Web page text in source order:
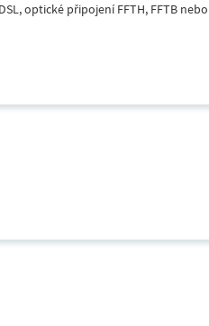
optické připojení FFTH, FFTB nebo